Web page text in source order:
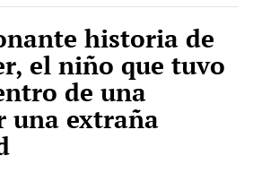
historia de
el niño que tuvo
de una
una extraña